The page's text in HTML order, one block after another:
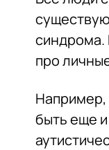
синдрома.
про
быть еще